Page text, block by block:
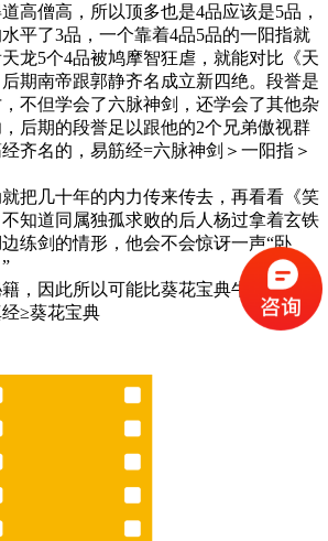
高僧高，所以顶多也是4品应该是5品，
平了3品，一个靠着4品5品的一阳指就
龙5个4品被鸠摩智狂虐，就能对比《天
期南帝跟郭静齐名成立新四绝。段誉是
不但学会了六脉神剑，还学会了其他杂
后期的段誉足以跟他的2个兄弟傲视群
齐名的，易筋经=六脉神剑＞一阳指＞
就把几十年的内力传来传去，再看看《笑
知道同属独孤求败的后人杨过拿着玄铁
练剑的情形，他会不会惊讶一声“卧
，因此所以可能比葵花宝典牛逼。
≥葵花宝典